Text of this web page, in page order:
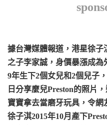
據台灣媒體報道，港星徐子
之子李家誠，身價暴漲成
9年生下2個女兒和2個兒子
日分享麼兒Preston的照片
寶寶拿去當磨牙玩具，令網
徐子淇2015年10月產下